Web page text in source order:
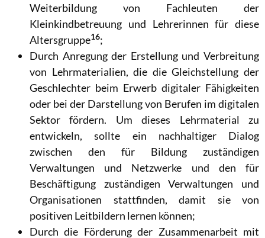
Weiterbildung von Fachleuten der
Kleinkindbetreuung und Lehrerinnen für diese
Altersgruppe16;
Durch Anregung der Erstellung und Verbreitung
von Lehrmaterialien, die die Gleichstellung der
Geschlechter beim Erwerb digitaler Fähigkeiten
oder bei der Darstellung von Berufen im digitalen
Sektor fördern. Um dieses Lehrmaterial zu
entwickeln, sollte ein nachhaltiger Dialog
zwischen den für Bildung zuständigen
Verwaltungen und Netzwerke und den für
Beschäftigung zuständigen Verwaltungen und
Organisationen stattfinden, damit sie von
positiven Leitbildern lernen können;
Durch die Förderung der Zusammenarbeit mit